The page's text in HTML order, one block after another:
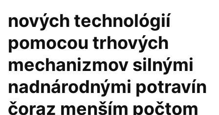
nových technológií
pomocou trhových
mechanizmov silnými
nadnárodnými potravín
čoraz menším počtom